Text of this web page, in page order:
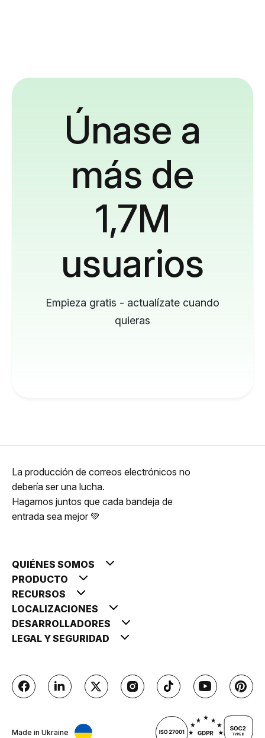
Únase a
más de
1,7M
usuarios
Empieza gratis - actualízate cuando
quieras
La producción de correos electrónicos no
debería ser una lucha.
Hagamos juntos que cada bandeja de
entrada sea mejor 💚
QUIÉNES SOMOS
PRODUCTO
RECURSOS
LOCALIZACIONES
DESARROLLADORES
LEGAL Y SEGURIDAD
Made in Ukraine